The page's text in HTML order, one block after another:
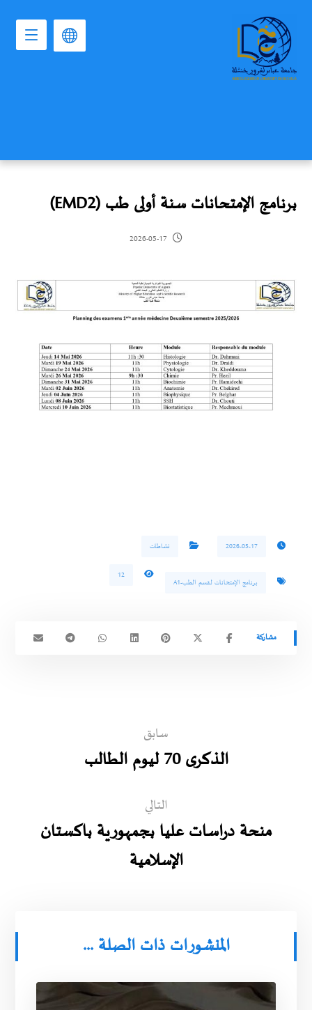
برنامج الإمتحانات سنة أولى طب (EMD2)
2026-05-17
2026-05-17 نشاطات
برنامج الإمتحانات لقسم الطب-A1
12
سابق
الذكرى 70 ليوم الطالب
التالي
منحة دراسات عليا بجمهورية باكستان
الإسلامية
المنشورات ذات الصلة ...